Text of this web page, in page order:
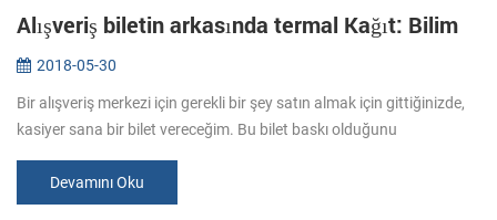
Alışveriş biletin arkasında termal Kağıt: Bilim
2018-05-30
Bir alışveriş merkezi için gerekli bir şey satın almak için gittiğinizde,
kasiyer sana bir bilet vereceğim. Bu bilet baskı olduğunu
Devamını Oku